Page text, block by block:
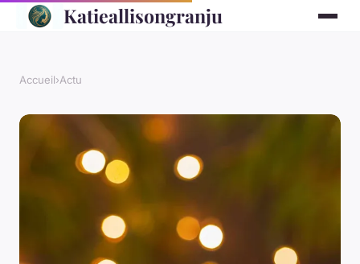
Katieallisongranju
Accueil›Actu